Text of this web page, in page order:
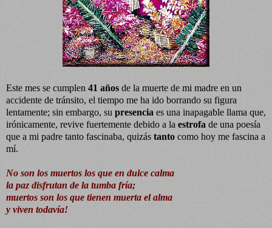
Este mes se cumplen 41 años de la muerte de mi madre en un
accidente de tránsito, el tiempo me ha ido borrando su figura
lentamente; sin embargo, su presencia es una inapagable llama que,
irónicamente, revive fuertemente debido a la estrofa de una poesía
que a mi padre tanto fascinaba, quizás tanto como hoy me fascina a
mí.
No son los muertos los que en dulce calma
la paz disfrutan de la tumba fría;
muertos son los que tienen muerta el alma
y viven todavía!